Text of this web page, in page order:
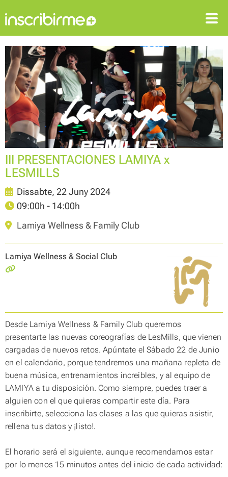
ENTRAR REGISTRAR-SE
III PRESENTACIONES LAMIYA x
LESMILLS
Dissabte, 22 Juny 2024
09:00h - 14:00h
Lamiya Wellness & Family Club
Desde Lamiya Wellness & Family Club queremos
presentarte las nuevas coreografías de LesMills, que vienen
cargadas de nuevos retos. Apúntate el Sábado 22 de Junio
en el calendario, porque tendremos una mañana repleta de
buena música, entrenamientos increíbles, y al equipo de
LAMIYA a tu disposición. Como siempre, puedes traer a
alguien con el que quieras compartir este día. Para
inscribirte, selecciona las clases a las que quieras asistir,
rellena tus datos y ¡listo!.
El horario será el siguiente, aunque recomendamos estar
por lo menos 15 minutos antes del inicio de cada actividad:
Lamiya Wellness & Social Club